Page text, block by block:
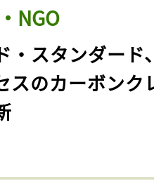
NGO
・スタンダード
スのカーボンク